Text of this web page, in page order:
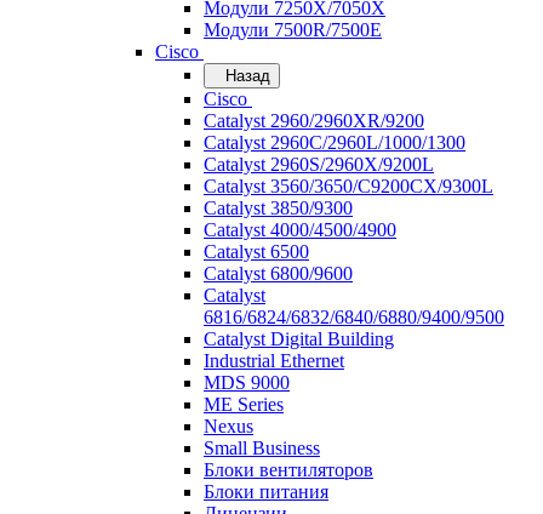
Модули 7250X/7050X
Модули 7500R/7500E
Cisco
Назад
Cisco
Catalyst 2960/2960XR/9200
Catalyst 2960C/2960L/1000/1300
Catalyst 2960S/2960X/9200L
Catalyst 3560/3650/C9200CX/9300L
Catalyst 3850/9300
Catalyst 4000/4500/4900
Catalyst 6500
Catalyst 6800/9600
Catalyst
6816/6824/6832/6840/6880/9400/9500
Catalyst Digital Building
Industrial Ethernet
MDS 9000
ME Series
Nexus
Small Business
Блоки вентиляторов
Блоки питания